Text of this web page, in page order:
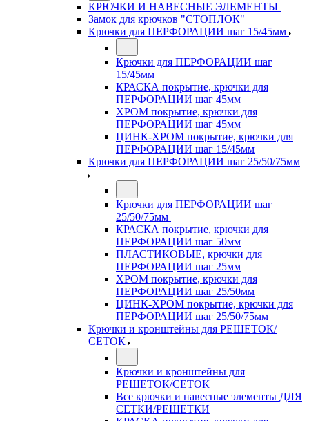
КРЮЧКИ И НАВЕСНЫЕ ЭЛЕМЕНТЫ
Замок для крючков "СТОПЛОК"
Крючки для ПЕРФОРАЦИИ шаг 15/45мм
Крючки для ПЕРФОРАЦИИ шаг
15/45мм
КРАСКА покрытие, крючки для
ПЕРФОРАЦИИ шаг 45мм
ХРОМ покрытие, крючки для
ПЕРФОРАЦИИ шаг 45мм
ЦИНК-ХРОМ покрытие, крючки для
ПЕРФОРАЦИИ шаг 15/45мм
Крючки для ПЕРФОРАЦИИ шаг 25/50/75мм
Крючки для ПЕРФОРАЦИИ шаг
25/50/75мм
КРАСКА покрытие, крючки для
ПЕРФОРАЦИИ шаг 50мм
ПЛАСТИКОВЫЕ, крючки для
ПЕРФОРАЦИИ шаг 25мм
ХРОМ покрытие, крючки для
ПЕРФОРАЦИИ шаг 25/50мм
ЦИНК-ХРОМ покрытие, крючки для
ПЕРФОРАЦИИ шаг 25/50/75мм
Крючки и кронштейны для РЕШЕТОК/
СЕТОК
Крючки и кронштейны для
РЕШЕТОК/СЕТОК
Все крючки и навесные элементы ДЛЯ
СЕТКИ/РЕШЕТКИ